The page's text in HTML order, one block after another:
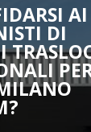
AI
DI